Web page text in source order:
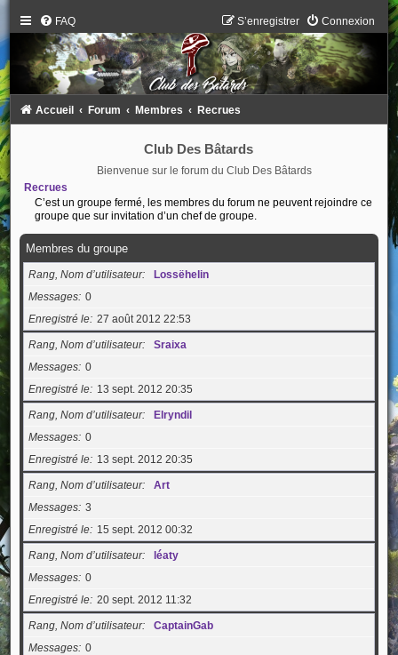
FAQ Connexion
S’enregistrer
Accueil Forum Membres Recrues
Club Des Bâtards
Bienvenue sur le forum du Club Des Bâtards
Recrues
C’est un groupe fermé, les membres du forum ne peuvent rejoindre ce
groupe que sur invitation d’un chef de groupe.
Membres du groupe
Rang, Nom d’utilisateur
Lossëhelin
Messages 0
Enregistré le 27 août 2012 22:53
Rang, Nom d’utilisateur
Sraixa
Messages 0
Enregistré le
13 sept. 2012 20:35
Rang, Nom d’utilisateur
Elryndil
Messages 0
Enregistré le
13 sept. 2012 20:35
Rang, Nom d’utilisateur
Art
Messages 3
Enregistré le
15 sept. 2012 00:32
Rang, Nom d’utilisateur
léaty
Messages 0
Enregistré le 20 sept. 2012 11:32
Rang, Nom d’utilisateur
CaptainGab
Messages 0